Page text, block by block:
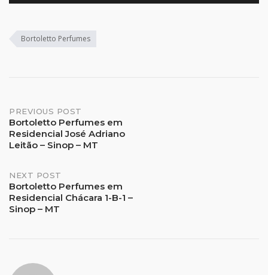
Bortoletto Perfumes
Post
navigation
PREVIOUS POST
Bortoletto Perfumes em
Residencial José Adriano
Leitão – Sinop – MT
NEXT POST
Bortoletto Perfumes em
Residencial Chácara 1-B-1 –
Sinop – MT